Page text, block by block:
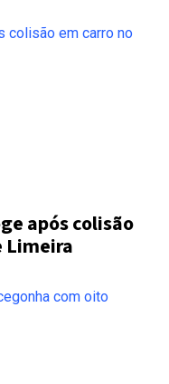
após colisão
Limeira